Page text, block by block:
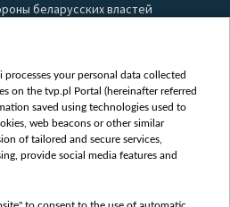
беларусских властей
материалов
Youtube
news
Белсат Life
processes your personal data collected
on the tvp.pl Portal (hereinafter referred
saved using technologies used to
web beacons or other similar
of tailored and secure services,
provide social media features and